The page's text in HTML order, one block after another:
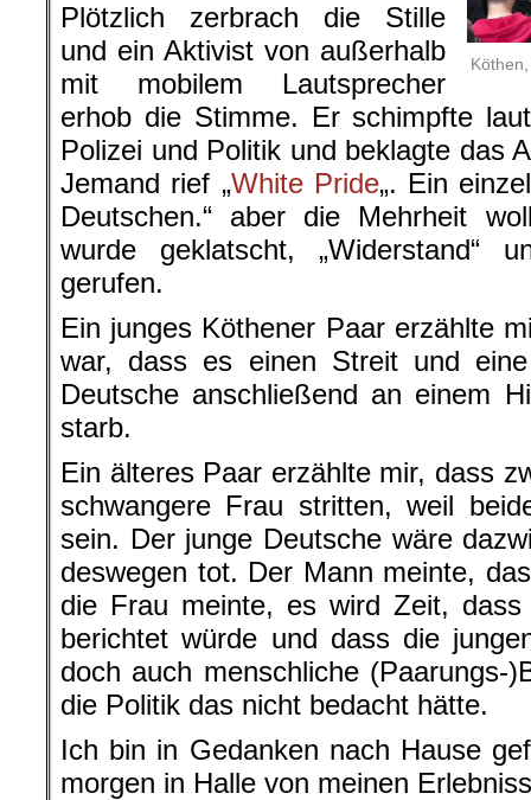
Plötzlich zerbrach die Stille
und ein Aktivist von außerhalb
mit mobilem Lautsprecher
erhob die Stimme. Er schimpfte
Polizei und Politik und beklagte das
Jemand rief „White Pride„. Ein
Deutschen.“ aber die Mehrheit
wurde geklatscht, „Widerstand“
gerufen.
Ein junges Köthener Paar erzählte
war, dass es einen Streit und
Deutsche anschließend an einem
starb.
Ein älteres Paar erzählte mir, dass
schwangere Frau stritten, weil
sein. Der junge Deutsche wäre
deswegen tot. Der Mann meinte,
die Frau meinte, es wird Zeit,
berichtet würde und dass die
doch auch menschliche (Paarungs-
die Politik das nicht bedacht hätte.
Ich bin in Gedanken nach Hause
morgen in Halle von meinen